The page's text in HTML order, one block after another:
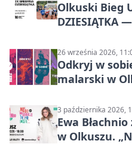
Olkuski Bieg
DZIESIĄTKA
26 września 2026,
Odkryj w
malarski w
3 października 2026,
Ewa
w Olkuszu.